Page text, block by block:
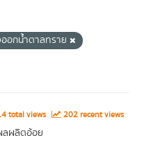
อกน้ำตาลทราย
total views 202 recent views
ลผลิตอ้อย